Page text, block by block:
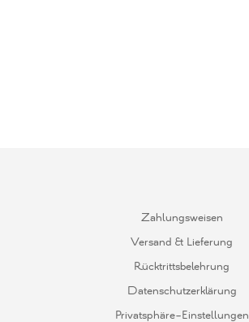
Zahlungsweisen
Versand & Lieferung
Rücktrittsbelehrung
Datenschutzerklärung
Privatsphäre-Einstellungen